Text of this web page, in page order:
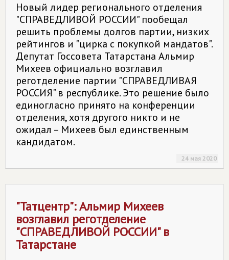
Новый лидер регионального отделения
"СПРАВЕДЛИВОЙ РОССИИ" пообещал
решить проблемы долгов партии, низких
рейтингов и "цирка с покупкой мандатов".
Депутат Госсовета Татарстана Альмир
Михеев официально возглавил
реготделение партии "СПРАВЕДЛИВАЯ
РОССИЯ" в республике. Это решение было
единогласно принято на конференции
отделения, хотя другого никто и не
ожидал – Михеев был единственным
кандидатом.
24 мая 2020
"Татцентр": Альмир Михеев
возглавил реготделение
"СПРАВЕДЛИВОЙ РОССИИ" в
Татарстане